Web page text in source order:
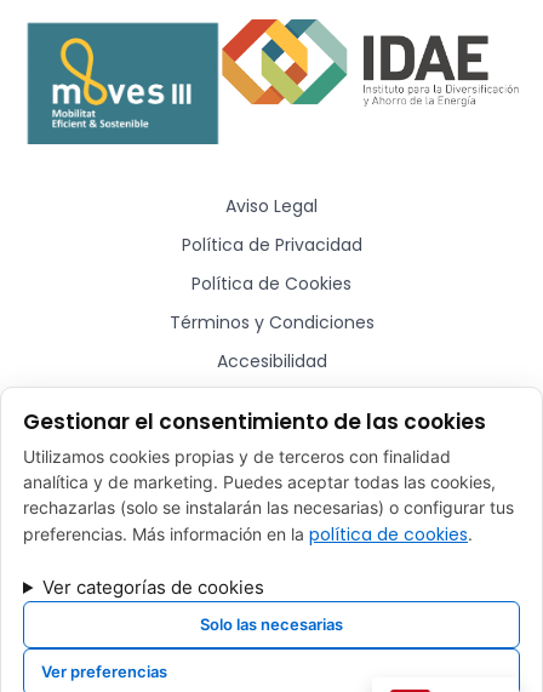
Aviso Legal
Política de Privacidad
Política de Cookies
Términos y Condiciones
Accesibilidad
¿Hablamos?
comercial@plugmycar.es
Rafael Batlle, 16 - Barcelona (08017)
Gestionar el consentimiento de las cookies
Utilizamos cookies propias y de terceros con finalidad
analítica y de marketing. Puedes aceptar todas las cookies,
rechazarlas (solo se instalarán las necesarias) o configurar tus
preferencias. Más información en la política de cookies.
Ver categorías de cookies
Solo las necesarias
Ver preferencias